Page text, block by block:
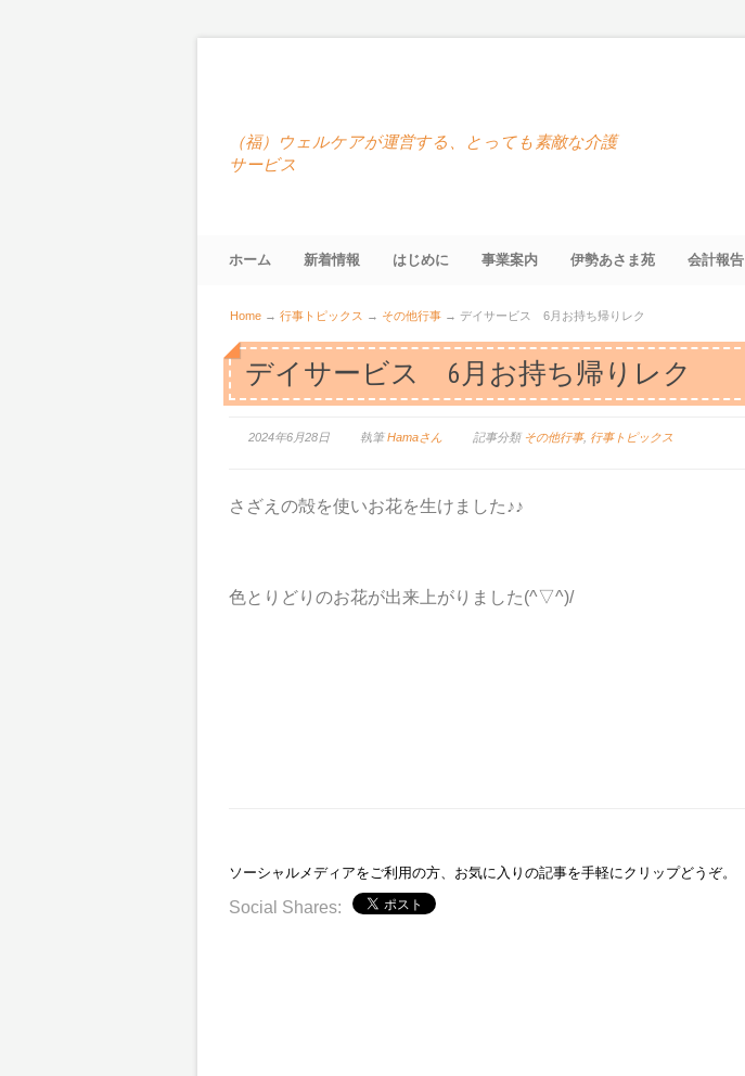
（福）ウェルケアが運営する、とっても素敵な介護
サービス
ホーム 新着情報 はじめに 事業案内 伊勢あさま苑 会計報告
Home→ 行事トピックス → その他行事→ デイサービス 6月お持ち帰りレク
デイサービス 6月お持ち帰りレク
2024年6月28日 執筆Hamaさん 記事分類 その他行事, 行事トピックス
さざえの殻を使いお花を生けました♪♪
色とりどりのお花が出来上がりました(^▽^)/
ソーシャルメディアをご利用の方、お気に入りの記事を手軽にクリップどうぞ。
Social Shares: